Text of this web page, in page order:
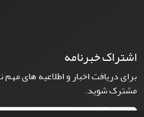
اشتراک خبرنامه
برای دریافت اخبار و اطلاعیه های
مشترک شوید.